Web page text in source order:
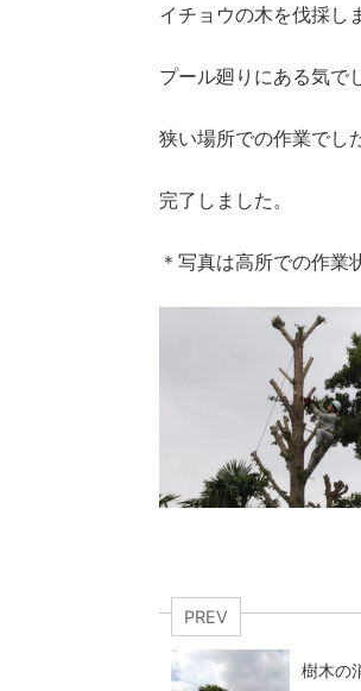
イチョウの木を伐採し
プール廻りにある気で
狭い場所での作業でし
完了しました。
＊写真は高所での作業
PREV
樹木の